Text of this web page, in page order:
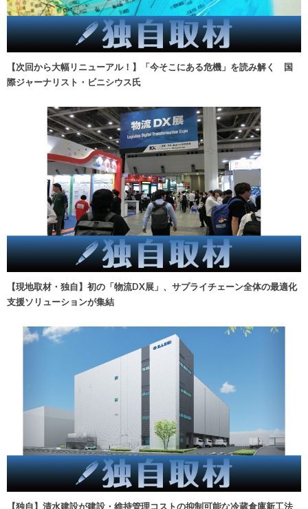
【次回から大幅リニューアル！】「今そこにある危機」を読み解く 国
際ジャーナリスト・ビニシウス氏
【現地取材・独自】初の「物流DX展」、サプライチェーン全体の最適化
支援ソリューションが集結
【独自】清水建設が建設・維持管理コストの抑制可能な冷蔵倉庫新工法